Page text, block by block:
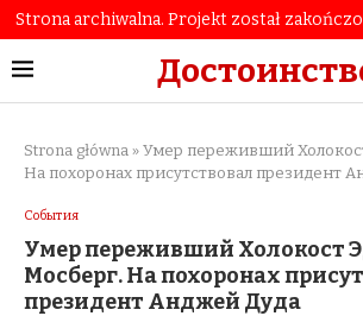
Strona archiwalna. Projekt został
Strona główna » Умер переживший
На похоронах присутствовал президент
События
Умер переживший Холокост
Мосберг. На похоронах
президент Анджей Дуда